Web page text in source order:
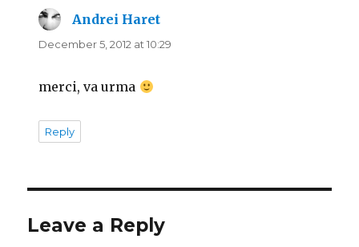
Andrei Haret
December 5, 2012 at 10:29
merci, va urma
Reply
Leave a Reply